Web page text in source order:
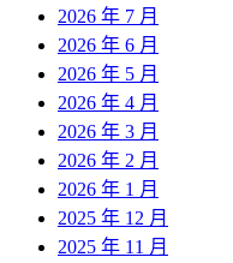
2026 年 7 月
2026 年 6 月
2026 年 5 月
2026 年 4 月
2026 年 3 月
2026 年 2 月
2026 年 1 月
2025 年 12 月
2025 年 11 月